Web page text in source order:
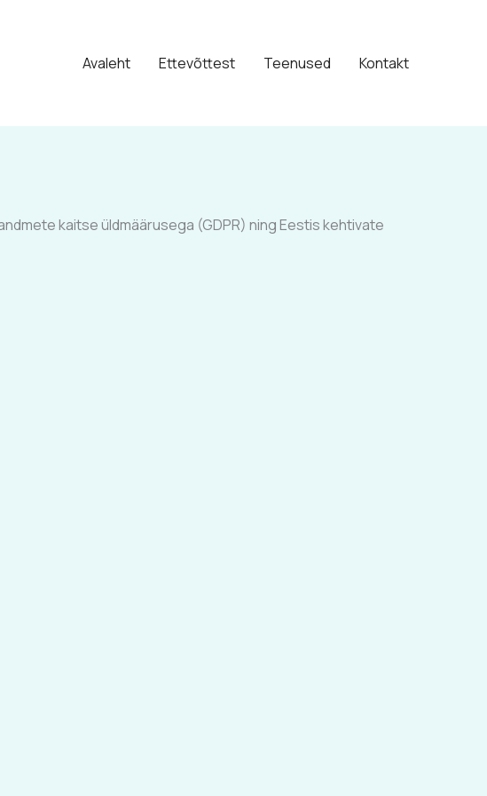
Avaleht Ettevõttest Teenused Kontakt
kaitse üldmäärusega (GDPR) ning Eestis kehtivate